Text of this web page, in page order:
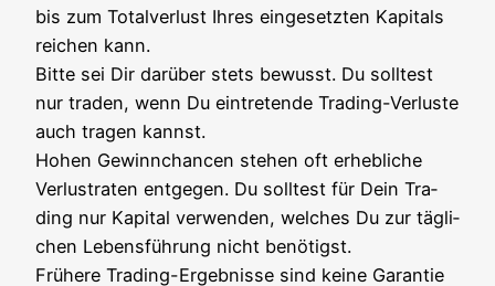
bis zum Total­ver­lust Ihres ein­ge­setz­ten Kapi­tals
rei­chen kann.
Bit­te sei Dir dar­über stets bewusst. Du soll­test
nur traden, wenn Du ein­tre­ten­de Tra­ding-Ver­lus­te
auch tra­gen kannst.
Hohen Gewinn­chan­cen ste­hen oft erheb­li­che
Ver­lust­ra­ten ent­ge­gen. Du soll­test für Dein Tra­
ding nur Kapi­tal ver­wen­den, wel­ches Du zur täg­li­
chen Lebens­füh­rung nicht benö­tigst.
Frü­he­re Tra­ding-Ergeb­nis­se sind kei­ne Garan­tie